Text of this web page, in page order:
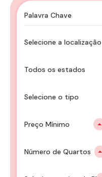
Selecione a localização
Todos os estados
Selecione o tipo
Preço Mínimo
Número de Quartos